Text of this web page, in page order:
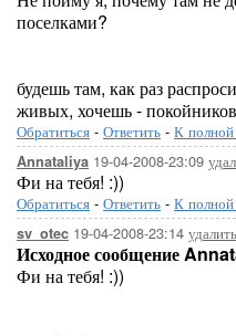
поселками?
будешь там, как раз
живых, хочешь -
Обратиться - Ответить - К полной
Annataliya 19-04-2008-23:09
Фи на тебя! :))
Обратиться - Ответить - К полной
sv_otec 19-04-2008-23:14 удалить
Исходное сообщение
Фи на тебя! :))